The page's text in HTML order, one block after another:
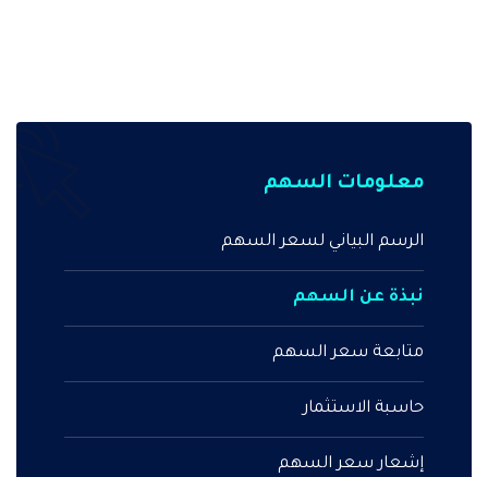
معلومات السهم
الرسم البياني لسعر السهم
نبذة عن السهم
متابعة سعر السهم
حاسبة الاستثمار
إشعار سعر السهم